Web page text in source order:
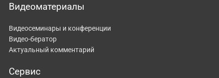
Видеоматериалы
Видеосеминары и конференции
Видео-бератор
Актуальный комментарий
Сервис